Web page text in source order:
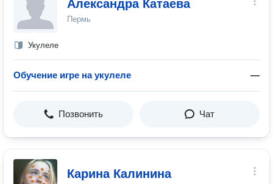
Александра Катаева
Пермь
Укулеле
Обучение игре на укулеле —
Позвонить Чат
Карина Калинина